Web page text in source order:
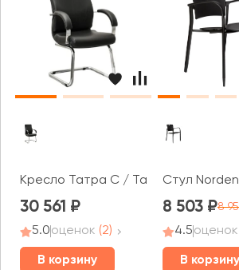
Кресло Татра С / Tatra C
30 561
5.0оценок (2)
В корзину
Стул Norden
8 503 8
4.5оценок
В корзину